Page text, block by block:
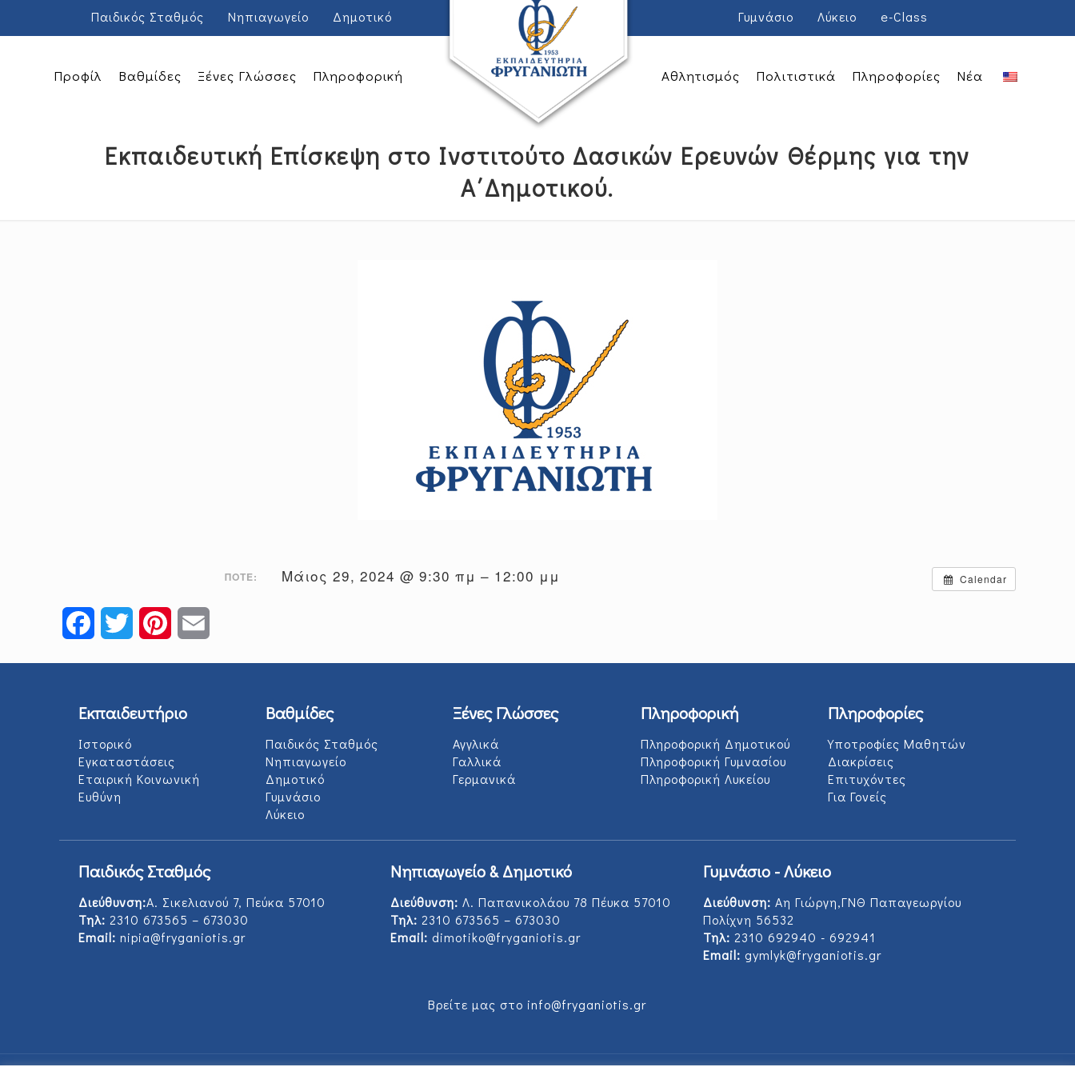
Παιδικός Σταθμός Νηπιαγωγείο Δημοτικό Γυμνάσιο Λύκειο e-Class
Προφίλ Βαθμίδες Ξένες Γλώσσες Πληροφορική Αθλητισμός Πολιτιστικά Πληροφορίες Νέα
Εκπαιδευτική Επίσκεψη στο Ινστιτούτο Δασικών Ερευνών Θέρμης για την
Α΄Δημοτικού.
Calendar
ΠΌΤΕ: Μάιος 29, 2024 @ 9:30 πμ – 12:00 μμ
FacebookTwitter Pinterest
Εκπαιδευτήριο
Ιστορικό
Εγκαταστάσεις
Εταιρική Κοινωνική
Ευθύνη
Βαθμίδες
Παιδικός Σταθμός
Νηπιαγωγείο
Δημοτικό
Γυμνάσιο
Λύκειο
Ξένες Γλώσσες
Αγγλικά
Γαλλικά
Γερμανικά
Πληροφορική
Πληροφορική Δημοτικού
Πληροφορική Γυμνασίου
Πληροφορική Λυκείου
Πληροφορίες
Υποτροφίες Μαθητών
Διακρίσεις
Επιτυχόντες
Για Γονείς
Παιδικός Σταθμός
Διεύθυνση:Α. Σικελιανού 7, Πεύκα 57010
Τηλ: 2310 673565 – 673030
Email: nipia@fryganiotis.gr
Νηπιαγωγείο & Δημοτικό
Διεύθυνση: Λ. Παπανικολάου 78 Πέυκα 57010
Τηλ: 2310 673565 – 673030
Email: dimotiko@fryganiotis.gr
Γυμνάσιο - Λύκειο
Διεύθυνση: Αη Γιώργη,ΓΝΘ Παπαγεωργίου
Πολίχνη 56532
Τηλ: 2310 692940 - 692941
Email: gymlyk@fryganiotis.gr
Βρείτε μας στο info@fryganiotis.gr